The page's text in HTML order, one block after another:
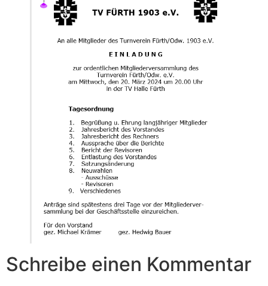
Schreibe einen Kommentar